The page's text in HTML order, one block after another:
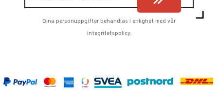
Dina personuppgifter behandlas i enlighet med vår
integritetspolicy.